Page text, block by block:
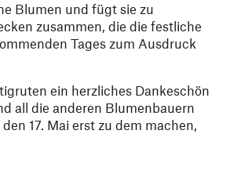
Blumen und fügt sie zu
zusammen, die die festliche
Tages zum Ausdruck
ein herzliches Dankeschön
all die anderen Blumenbauern
17. Mai erst zu dem machen,